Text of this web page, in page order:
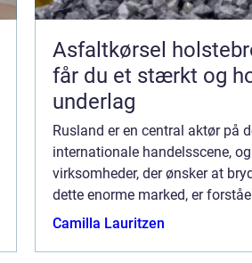
Asfaltkørsel holstebro
får du et stærkt og
underlag
Rusland er en central aktør på
internationale handelsscene,
virksomheder, der ønsker at
dette enorme marked, er
fragtprocesserne afgørende.
Camilla Lauritzen